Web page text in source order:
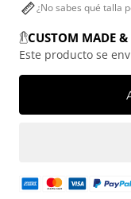
¿No sabes qué talla
CUSTOM MADE
Este producto se